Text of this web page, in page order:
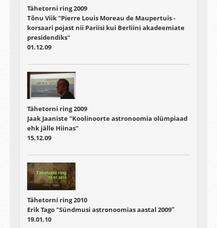
Tähetorni ring 2009
Tõnu Viik "Pierre Louis Moreau de Maupertuis -
korsaari pojast nii Pariisi kui Berliini akadeemiate
presidendiks"
01.12.09
Tähetorni ring 2009
Jaak Jaaniste "Koolinoorte astronoomia olümpiaad
ehk jälle Hiinas"
15.12.09
Tähetorni ring 2010
Erik Tago "Sündmusi astronoomias aastal 2009″
19.01.10